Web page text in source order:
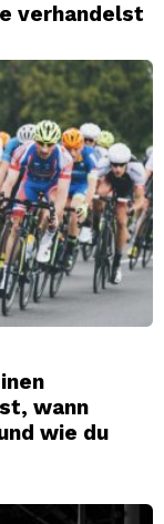
verhandelst
wann
wie du